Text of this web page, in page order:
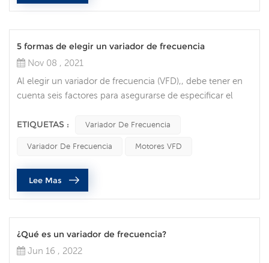
5 formas de elegir un variador de frecuencia
Nov 08 , 2021
Al elegir un variador de frecuencia (VFD),, debe tener en
cuenta seis factores para asegurarse de especificar el
plena carga la primera decisión que se debe tomar al
verifique la placa de identificación del motor para
conocer el requisito de co...
ETIQUETAS : Variador De Frecuencia
Variador De Frecuencia Motores VFD
Lee Mas
¿Qué es un variador de frecuencia?
Jun 16 , 2022